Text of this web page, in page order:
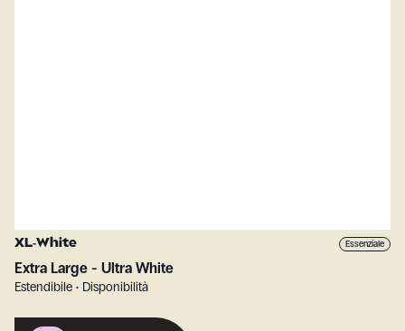
XL-White Essenziale
Extra Large - Ultra White
Estendibile • Disponibilità